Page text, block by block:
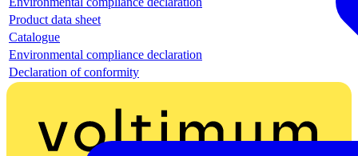
Product data sheet
Catalogue
Environmental compliance declaration
Declaration of conformity